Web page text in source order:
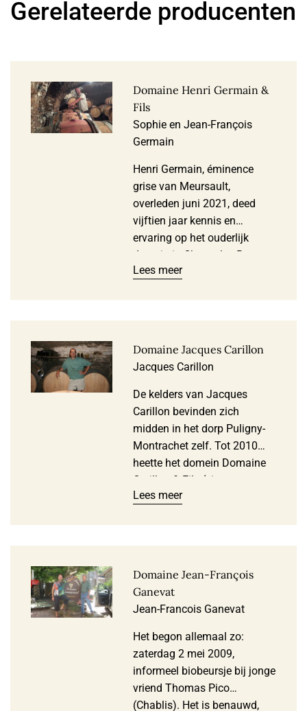
Gerelateerde producenten
Domaine Henri Germain &
Fils
Sophie en Jean-François
Germain
Henri Germain, éminence
grise van Meursault,
overleden juni 2021, deed
vijftien jaar kennis en
ervaring op het ouderlijk
domein in Chorey-les-Beaune
en drie jaar als chef de
de Nuits (Clair Daü). Tijd om
van bijna 1ha wijngrond in …
Lees meer
Domaine Jacques Carillon
Jacques Carillon
De kelders van Jacques
Carillon bevinden zich
midden in het dorp Puligny-
Montrachet zelf. Tot 2010
heette het domein Domaine
Carillon & Fils (vignerons
depuis 1520…). Maar wegen
wijngaarden, scheidden zich
echtgenotes niet langer door
een deur konden…
verdeeld. Vader Louis …
Lees meer
Domaine Jean-François
Ganevat
Jean-Francois Ganevat
Het begon allemaal zo:
zaterdag 2 mei 2009,
informeel biobeursje bij jonge
vriend Thomas Pico
(Chablis). Het is benauwd,